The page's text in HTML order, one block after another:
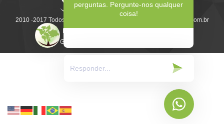
2010 -2017 Todos os direitos reservados | www.gb-ecosolutions.com.br
Gerenciado pela:
perguntas. Pergunte-nos qualquer
coisa!